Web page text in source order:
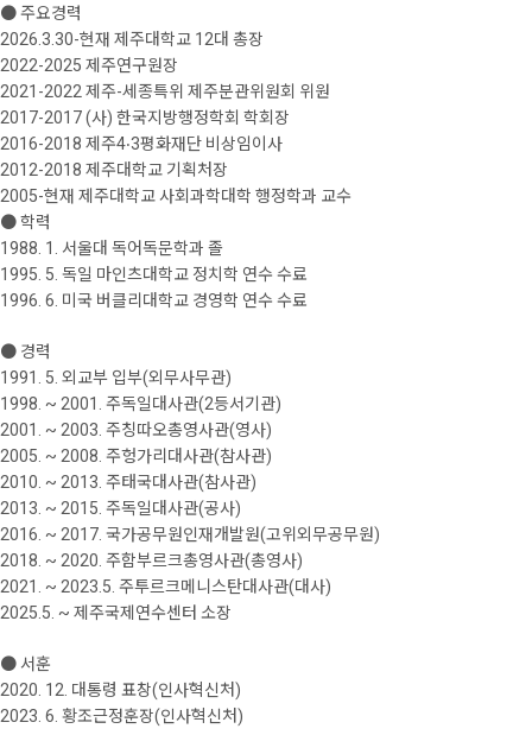
● 주요경력
2026.3.30-현재 제주대학교 12대 총장
2022-2025 제주연구원장
2021-2022 제주-세종특위 제주분관위원회 위원
2017-2017 (사) 한국지방행정학회 학회장
2016-2018 제주4‧3평화재단 비상임이사
2012-2018 제주대학교 기획처장
2005-현재 제주대학교 사회과학대학 행정학과 교수
● 학력
1988. 1. 서울대 독어독문학과 졸
1995. 5. 독일 마인츠대학교 정치학 연수 수료
1996. 6. 미국 버클리대학교 경영학 연수 수료
● 경력
1991. 5. 외교부 입부(외무사무관)
1998. ~ 2001. 주독일대사관(2등서기관)
2001. ~ 2003. 주칭따오총영사관(영사)
2005. ~ 2008. 주헝가리대사관(참사관)
2010. ~ 2013. 주태국대사관(참사관)
2013. ~ 2015. 주독일대사관(공사)
2016. ~ 2017. 국가공무원인재개발원(고위외무공무원)
2018. ~ 2020. 주함부르크총영사관(총영사)
2021. ~ 2023.5. 주투르크메니스탄대사관(대사)
2025.5. ~ 제주국제연수센터 소장
● 서훈
2020. 12. 대통령 표창(인사혁신처)
2023. 6. 황조근정훈장(인사혁신처)